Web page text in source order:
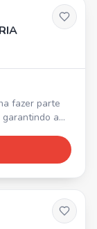
a
e
do